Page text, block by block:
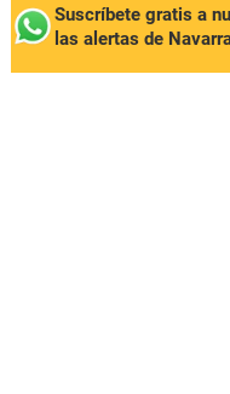
Suscríbete gratis a
las alertas de